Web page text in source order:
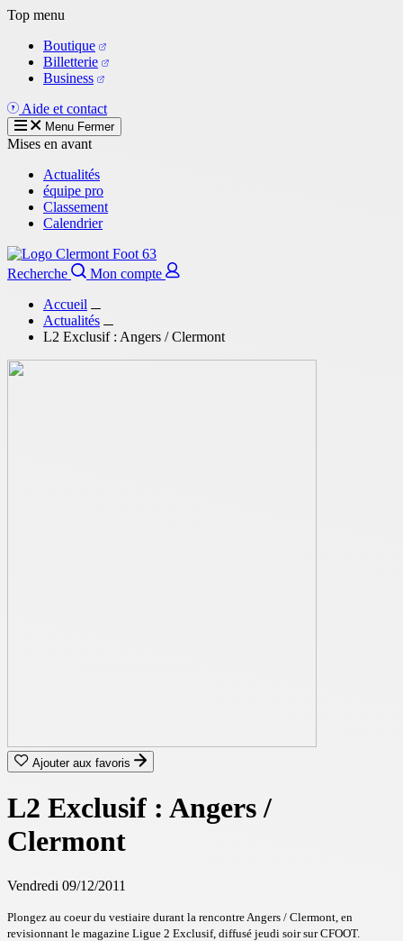
Aller
contenu
principal
Top menu
Boutique
Billetterie
Business
Aide et contact
Menu Fermer
Mises en avant
Actualités
équipe pro
Classement
Calendrier
Recherche
Mon compte
Accueil
Actualités
L2 Exclusif : Angers / Clermont
Ajouter aux favoris
L2 Exclusif : Angers /
Clermont
Vendredi 09/12/2011
Plongez au coeur du vestiaire durant la rencontre Angers / Clermont, en
revisionnant le magazine Ligue 2 Exclusif, diffusé jeudi soir sur CFOOT.